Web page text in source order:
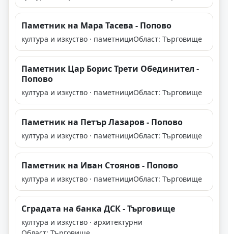
Паметник на Мара Тасева - Попово
култура и изкуство · паметнициОбласт: Търговище
Паметник Цар Борис Трети Обединител -
Попово
култура и изкуство · паметнициОбласт: Търговище
Паметник на Петър Лазаров - Попово
култура и изкуство · паметнициОбласт: Търговище
Паметник на Иван Стоянов - Попово
култура и изкуство · паметнициОбласт: Търговище
Сградата на банка ДСК - Търговище
култура и изкуство · архитектурни